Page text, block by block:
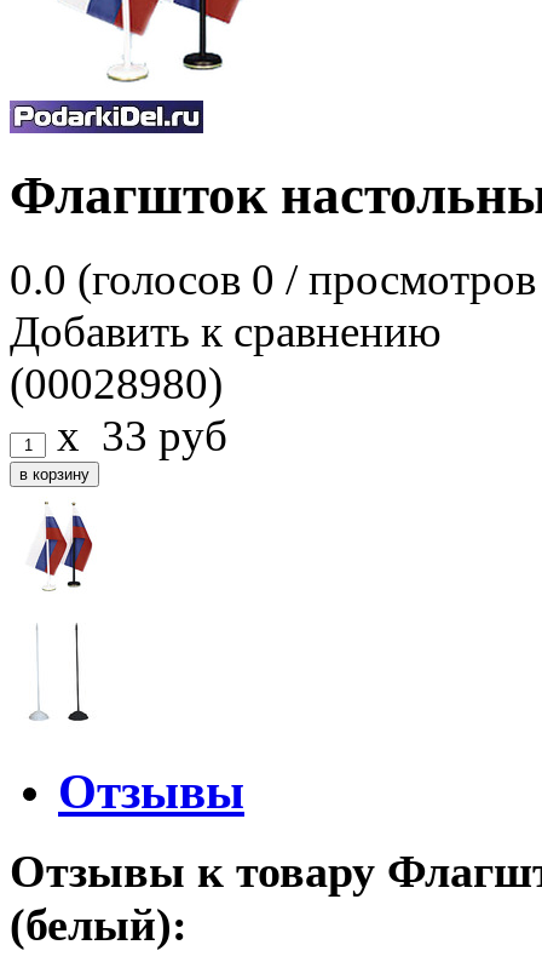
Флагшток
0.0 (голосов 0 /
Добавить к сравнению
(00028980)
x 33 руб
Отзывы
Отзывы к товару
(белый):